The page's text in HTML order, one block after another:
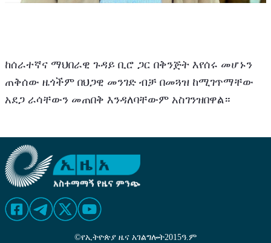
ከሰራተኛና ማህበራዊ ጉዳይ ቢሮ ጋር በቅንጅት እየሰሩ መሆኑን
ጠቅሰው ዜጎችም በህጋዊ መንገድ ብቻ በመጓዝ ከሚገጥማቸው
አደጋ ራሳቸውን መጠበቅ እንዳለባቸውም አስገንዝበዋል።
©የኢትዮጵያ ዜና አገልግሎት2015ዓ.ም